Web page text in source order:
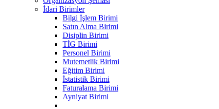
İdari Birimler
Bilgi İşlem Birimi
Satın Alma Birimi
Disiplin Birimi
TİG Birimi
Personel Birimi
Mutemetlik Birimi
Eğitim Birimi
İstatistik Birimi
Faturalama Birimi
Ayniyat Birimi